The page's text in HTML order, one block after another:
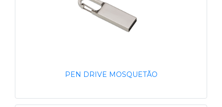
PEN DRIVE MOSQUETÃO